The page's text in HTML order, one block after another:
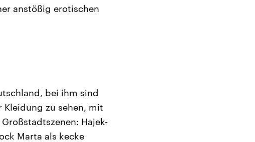
anstößig erotischen
bei ihm sind
zu sehen, mit
Hajek-
Marta als kecke